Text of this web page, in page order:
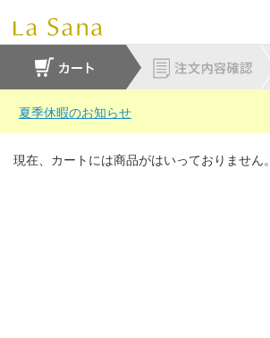
夏季休暇のお知らせ
現在、カートには商品がはいっておりません。